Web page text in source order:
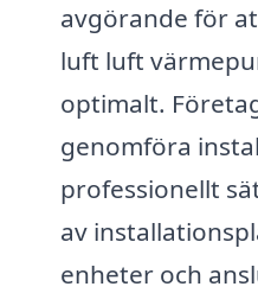
avgörande för
luft luft
optimalt.
genomföra
professionellt
av
enheter och